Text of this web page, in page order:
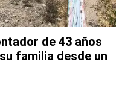
de 43 años
familia desde un